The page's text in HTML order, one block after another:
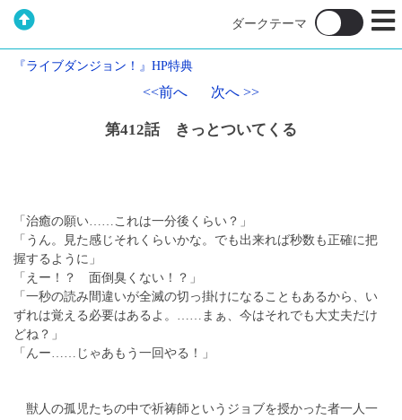
『ライブダンジョン！』HP特典
<<前へ 次へ >>
第412話 きっとついてくる
「治癒の願い……これは一分後くらい？」
「うん。見た感じそれくらいかな。でも出来れば秒数も正確に把
握するように」
「えー！？ 面倒臭くない！？」
「一秒の読み間違いが全滅の切っ掛けになることもあるから、い
ずれは覚える必要はあるよ。……まぁ、今はそれでも大丈夫だけ
どね？」
「んー……じゃあもう一回やる！」
獣人の孤児たちの中で祈祷師というジョブを授かった者一人一